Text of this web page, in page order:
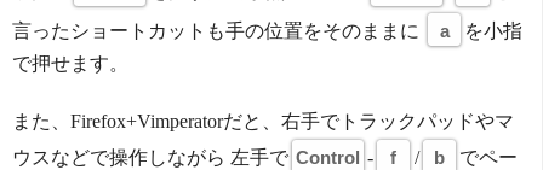
言ったショートカットも手の位置をそのままに
a
を小指
で押せます。
また、Firefox+Vimperatorだと、右手でトラックパッドやマ
ウスなどで操作しながら 左手で Control - f / b
でペー